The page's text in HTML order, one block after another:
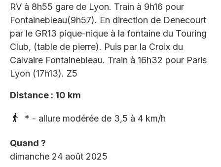
RV à 8h55 gare de Lyon. Train à 9h16 pour
Fontainebleau(9h57). En direction de Denecourt
par le GR13 pique-nique à la fontaine du Touring
Club, (table de pierre). Puis par la Croix du
Calvaire Fontainebleau. Train à 16h32 pour Paris
Lyon (17h13). Z5
Distance : 10 km
* - allure modérée de 3,5 à 4 km/h
Quand ?
dimanche 24 août 2025